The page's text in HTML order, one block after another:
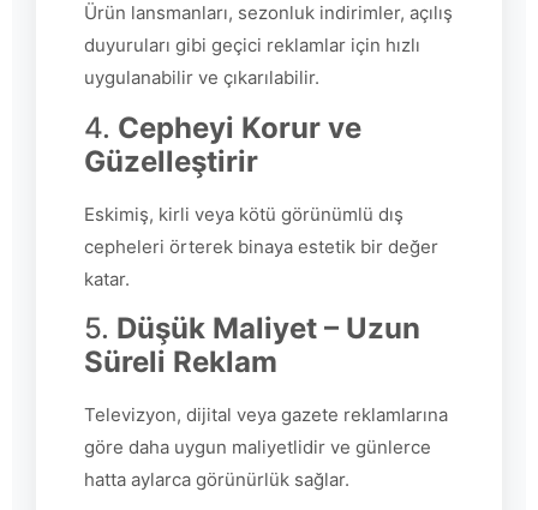
Ürün lansmanları, sezonluk indirimler, açılış
duyuruları gibi geçici reklamlar için hızlı
uygulanabilir ve çıkarılabilir.
4. Cepheyi Korur ve
Güzelleştirir
Eskimiş, kirli veya kötü görünümlü dış
cepheleri örterek binaya estetik bir değer
katar.
5. Düşük Maliyet – Uzun
Süreli Reklam
Televizyon, dijital veya gazete reklamlarına
göre daha uygun maliyetlidir ve günlerce
hatta aylarca görünürlük sağlar.